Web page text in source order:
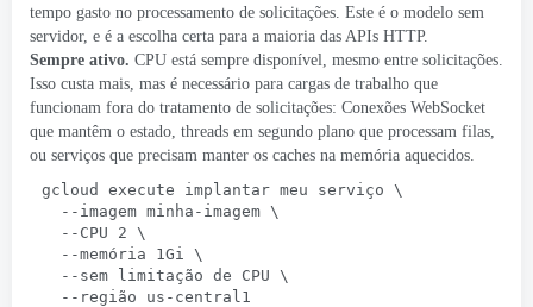
tempo gasto no processamento de solicitações. Este é o modelo sem
servidor, e é a escolha certa para a maioria das APIs HTTP.
Sempre ativo. CPU está sempre disponível, mesmo entre solicitações.
Isso custa mais, mas é necessário para cargas de trabalho que
funcionam fora do tratamento de solicitações: Conexões WebSocket
que mantêm o estado, threads em segundo plano que processam filas,
ou serviços que precisam manter os caches na memória aquecidos.
gcloud execute implantar meu serviço \
  --imagem minha-imagem \
  --CPU 2 \
  --memória 1Gi \
  --sem limitação de CPU \
  --região us-central1